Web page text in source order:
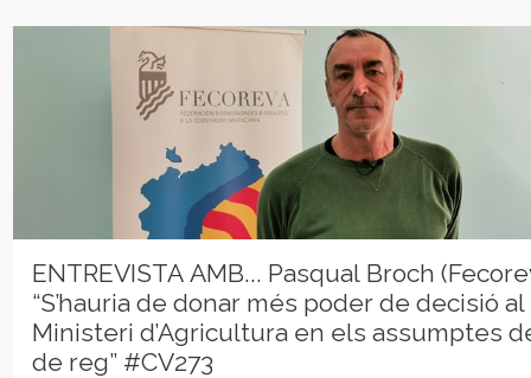
ENTREVISTA AMB... Pasqual Broch
“S’hauria de donar més poder de decisió al
Ministeri d’Agricultura en els assumptes
de reg” #CV273